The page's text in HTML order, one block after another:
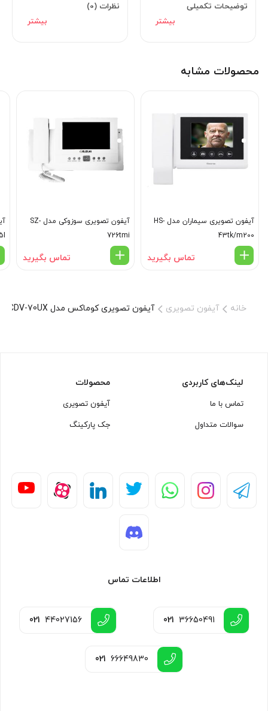
مدل CDV-70UX قارد به تهییه عکس و فیلم از مراجعه کننده است،
همچنین می‌تواند این فایل‌ها را در حافظه داخلی خودش ذخیره نماید. به
توضیحات تکمیلی نظرات (0)
محصولات مشابه
آیفون تصویری سیماران مدل HS-
43tk/m200
تماس بگیرید
آیفون تصویری سوزوکی مدل SZ-
726tmi
تماس بگیرید
خانه آیفون تصویری آیفون تصویری کوماکس مدل CDV-70UX
لینک‌های کاربردی
تماس با ما
سوالات متداول
محصولات
آیفون تصویری
جک پارکینگ
اطلاعات تماس
021 36650491
021 44027156
021 66649830